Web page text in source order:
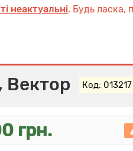
неактуальні. Будь ласка,
Вектор Код: 013217
грн.